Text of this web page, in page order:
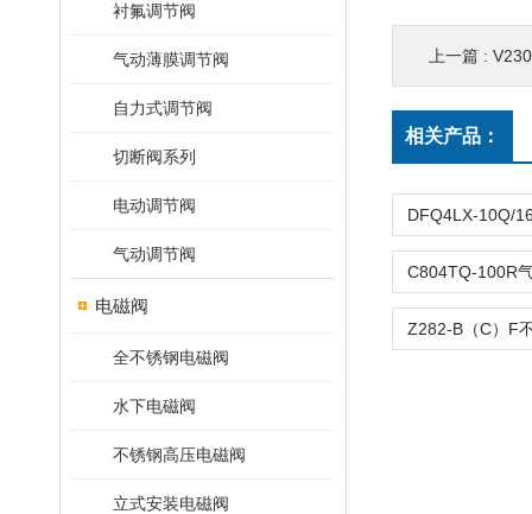
衬氟调节阀
气动薄膜调节阀
自力式调节阀
切断阀系列
电动调节阀
气动调节阀
电磁阀
全不锈钢电磁阀
水下电磁阀
不锈钢高压电磁阀
立式安装电磁阀
上一篇 :
相关产品：